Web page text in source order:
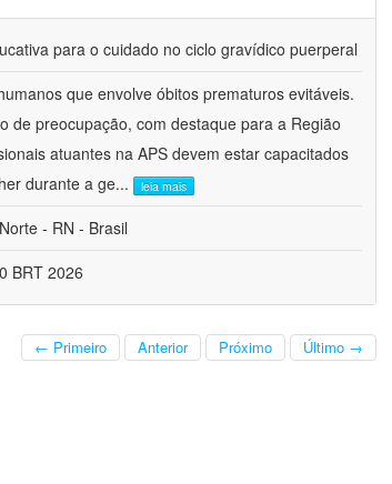
para o cuidado no ciclo gravídico puerperal
que envolve óbitos prematuros evitáveis.
de preocupação, com destaque para a Região
atuantes na APS devem estar capacitados
durante a ge... leia mais
- RN - Brasil
BRT 2026
← Primeiro Anterior Próximo Último →